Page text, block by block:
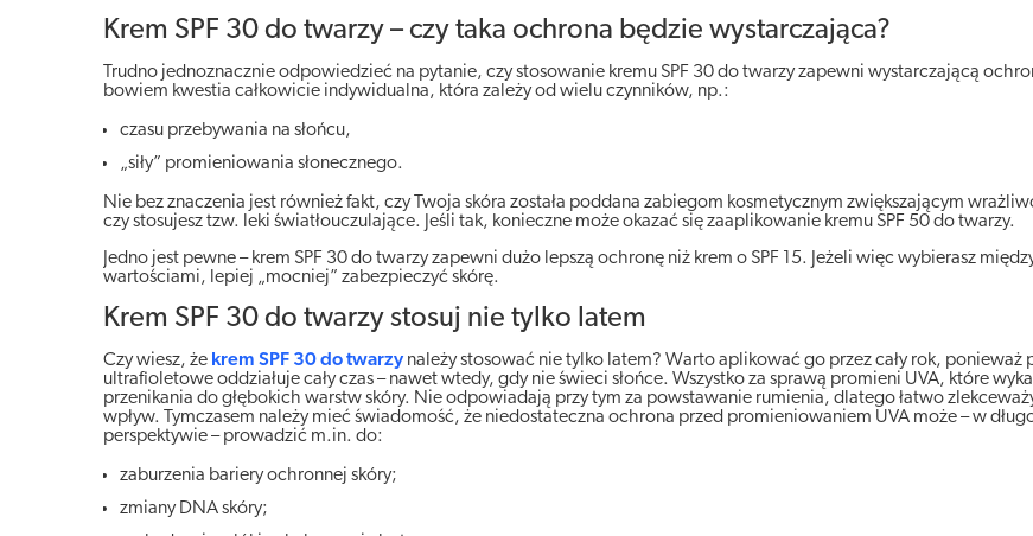
Krem SPF 30 do twarzy – czy taka ochrona będzie wystarczająca?
Trudno jednoznacznie odpowiedzieć na pytanie, czy stosowanie kremu SPF 30 do twarzy zapewni wystarczającą
bowiem kwestia całkowicie indywidualna, która zależy od wielu czynników, np.:
czasu przebywania na słońcu,
„siły” promieniowania słonecznego.
Nie bez znaczenia jest również fakt, czy Twoja skóra została poddana zabiegom kosmetycznym zwiększającym
czy stosujesz tzw. leki światłouczulające. Jeśli tak, konieczne może okazać się zaaplikowanie kremu SPF 50 do twarzy.
Jedno jest pewne – krem SPF 30 do twarzy zapewni dużo lepszą ochronę niż krem o SPF 15. Jeżeli więc wybierasz
wartościami, lepiej „mocniej” zabezpieczyć skórę.
Krem SPF 30 do twarzy stosuj nie tylko latem
Czy wiesz, że krem SPF 30 do twarzy należy stosować nie tylko latem? Warto aplikować go przez cały rok, ponieważ
ultrafioletowe oddziałuje cały czas – nawet wtedy, gdy nie świeci słońce. Wszystko za sprawą promieni UVA, które
przenikania do głębokich warstw skóry. Nie odpowiadają przy tym za powstawanie rumienia, dlatego łatwo
wpływ. Tymczasem należy mieć świadomość, że niedostateczna ochrona przed promieniowaniem UVA może – w
perspektywie – prowadzić m.in. do:
zaburzenia bariery ochronnej skóry;
zmiany DNA skóry;